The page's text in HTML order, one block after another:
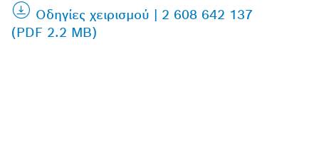
Οδηγίες χειρισμού | 2 608 642 137
(PDF 2.2 MB)